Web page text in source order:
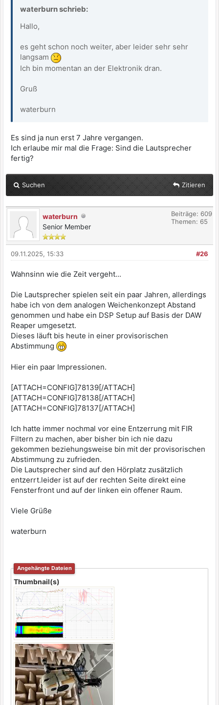
waterburn schrieb:
Hallo,
es geht schon noch weiter, aber leider sehr sehr
langsam
Ich bin momentan an der Elektronik dran.
Gruß
waterburn
Es sind ja nun erst 7 Jahre vergangen.
Ich erlaube mir mal die Frage: Sind die Lautsprecher
fertig?
Suchen Zitieren
waterburn
Senior Member
Beiträge: 609
Themen: 65
#26
09.11.2025, 15:33
Wahnsinn wie die Zeit vergeht...
Die Lautsprecher spielen seit ein paar Jahren, allerdings
habe ich von dem analogen Weichenkonzept Abstand
genommen und habe ein DSP Setup auf Basis der DAW
Reaper umgesetzt.
Dieses läuft bis heute in einer provisorischen
Abstimmung
Hier ein paar Impressionen.
[ATTACH=CONFIG]78139[/ATTACH]
[ATTACH=CONFIG]78138[/ATTACH]
[ATTACH=CONFIG]78137[/ATTACH]
Ich hatte immer nochmal vor eine Entzerrung mit FIR
Filtern zu machen, aber bisher bin ich nie dazu
gekommen beziehungsweise bin mit der provisorischen
Abstimmung zu zufrieden.
Die Lautsprecher sind auf den Hörplatz zusätzlich
entzerrt.leider ist auf der rechten Seite direkt eine
Fensterfront und auf der linken ein offener Raum.
Viele Grüße
waterburn
Angehängte Dateien
Thumbnail(s)